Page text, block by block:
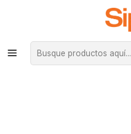
¡Compra hasta mediodía y recibe
Santiago. Envío gratis desde
Inicio Componentes PC
Placa Madre MSI A520M PRO,